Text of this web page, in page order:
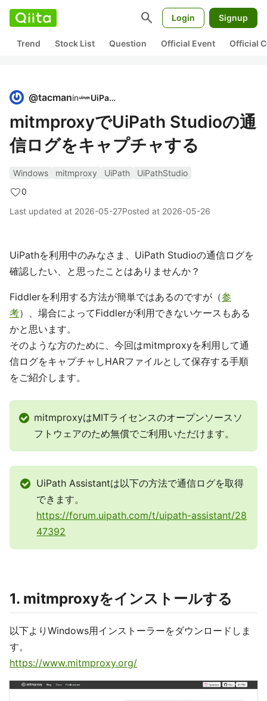
search Login Signup
Trend Stock List Question Official Event Official
@tacmanin UiPath
mitmproxyでUiPath Studioの通
信ログをキャプチャする
Windows mitmproxy UiPath
UiPathStudio
0
Last updated at 2026-05-27Posted at 2026-05-26
UiPathを利用中のみなさま、UiPath Studioの通信ログを
確認したい、と思ったことはありませんか？
Fiddlerを利用する方法が簡単ではあるのですが（参
考）、場合によってFiddlerが利用できないケースもある
かと思います。
そのような方のために、今回はmitmproxyを利用して通
信ログをキャプチャしHARファイルとして保存する手順
をご紹介します。
mitmproxyはMITライセンスのオープンソースソ
フトウェアのため無償でご利用いただけます。
UiPath Assistantは以下の方法で通信ログを取得
できます。
https://forum.uipath.com/t/uipath-assistant/28
47392
1. mitmproxyをインストールする
以下よりWindows用インストーラーをダウンロードしま
す。
https://www.mitmproxy.org/